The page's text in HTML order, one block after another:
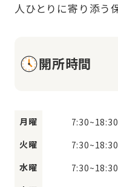
開所時間
月曜 7:30~18:30
火曜
7:30~18:30
水曜
7:30~18:30